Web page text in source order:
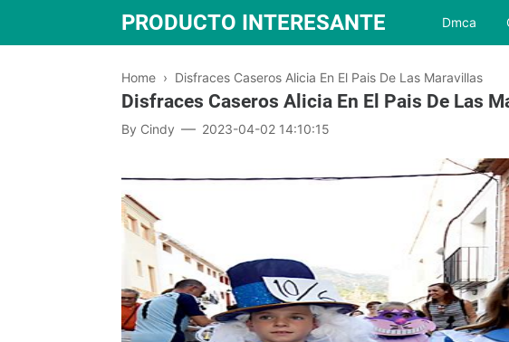
PRODUCTO INTERESANTE Dmca
Home › Disfraces Caseros Alicia En El Pais De Las Maravillas
Disfraces Caseros Alicia En El Pais De Las
By Cindy 2023-04-02 14:10:15